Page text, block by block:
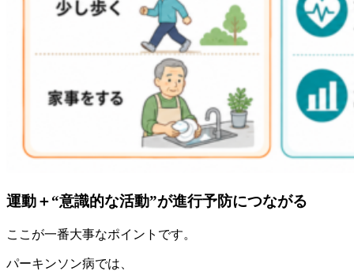
運動＋“意識的な活動”が進行予防につながる
ここが一番大事なポイントです。
パーキンソン病では、